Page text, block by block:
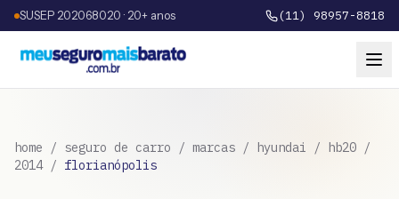
SUSEP 202068020 · 20+ anos (11) 98957-8818
home / seguro de carro / marcas / hyundai / hb20 /
2014/ florianópolis